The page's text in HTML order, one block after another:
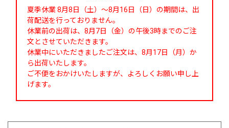
夏季休業 8月8日（土）～8月16日（日）の期間は、出
荷配送を行っておりません。
休業前の出荷は、8月7日（金）の午後3時までのご注
文とさせていただきます。
休業中にいただきましたご注文は、8月17日（月）か
ら出荷いたします。
ご不便をおかけいたしますが、よろしくお願い申し上
げます。